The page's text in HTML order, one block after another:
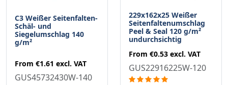
C3 Weißer Seitenfalten-
Schäl- und
Siegelumschlag 140
g/m²
From €1.61 excl. VAT
GUS45732430W-140
229x162x25 Weißer
Seitenfaltenumschlag
Peel & Seal 120 g/m²
undurchsichtig
From €0.53 excl. VAT
GUS22916225W-120